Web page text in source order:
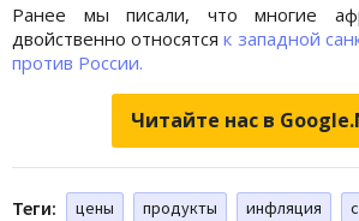
Ранее мы писали, что многие
двойственно относятсяк западной
против России.
Читайте нас в
Теги: цены продукты инфляция